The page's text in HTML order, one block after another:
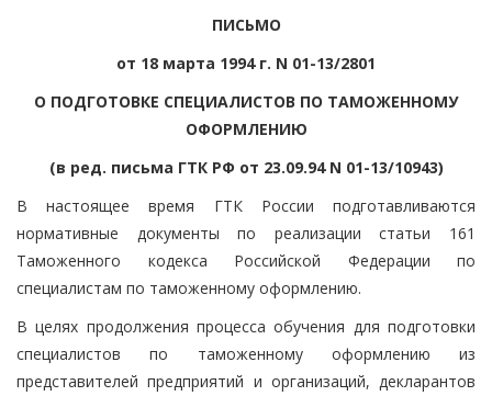
ПИСЬМО
от 18 марта 1994 г. N 01-13/2801
О ПОДГОТОВКЕ СПЕЦИАЛИСТОВ ПО ТАМОЖЕННОМУ
ОФОРМЛЕНИЮ
(в ред. письма ГТК РФ от 23.09.94 N 01-13/10943)
В настоящее время ГТК России подготавливаются
нормативные документы по реализации статьи 161
Таможенного кодекса Российской Федерации по
специалистам по таможенному оформлению.
В целях продолжения процесса обучения для подготовки
специалистов по таможенному оформлению из
представителей предприятий и организаций, декларантов